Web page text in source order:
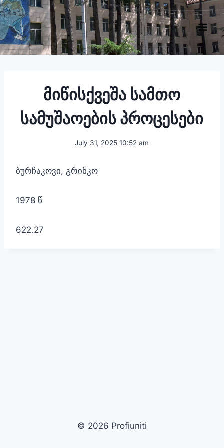
Skip
to
content
მიწისქვეშა სამთო
სამუშაოების პროცესები
July 31, 2025 10:52 am
ბურჩაკოვი, გრინკო
1978 წ
622.27
© 2026 Profiuniti